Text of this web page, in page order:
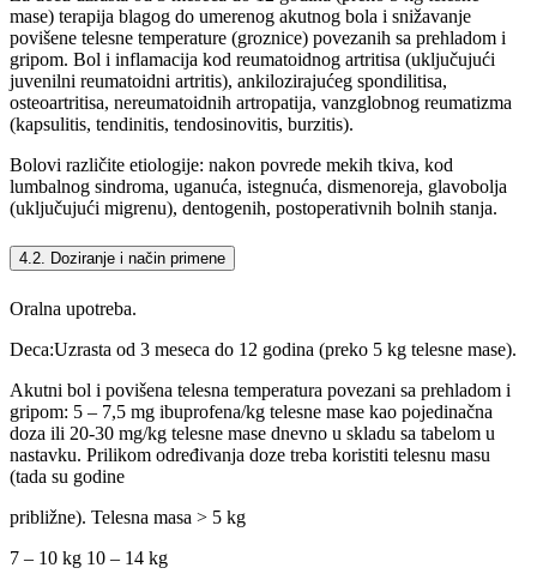
mase) terapija blagog do umerenog akutnog bola i snižavanje
povišene telesne temperature (groznice) povezanih sa prehladom i
gripom. Bol i inflamacija kod reumatoidnog artritisa (uključujući
juvenilni reumatoidni artritis), ankilozirajućeg spondilitisa,
osteoartritisa, nereumatoidnih artropatija, vanzglobnog reumatizma
(kapsulitis, tendinitis, tendosinovitis, burzitis).
Bolovi različite etiologije: nakon povrede mekih tkiva, kod
lumbalnog sindroma, uganuća, istegnuća, dismenoreja, glavobolja
(uključujući migrenu), dentogenih, postoperativnih bolnih stanja.
4.2. Doziranje i način primene
Oralna upotreba.
Deca:Uzrasta od 3 meseca do 12 godina (preko 5 kg telesne mase).
Akutni bol i povišena telesna temperatura povezani sa prehladom i
gripom: 5 – 7,5 mg ibuprofena/kg telesne mase kao pojedinačna
doza ili 20-30 mg/kg telesne mase dnevno u skladu sa tabelom u
nastavku. Prilikom određivanja doze treba koristiti telesnu masu
(tada su godine
približne). Telesna masa > 5 kg
7 – 10 kg 10 – 14 kg